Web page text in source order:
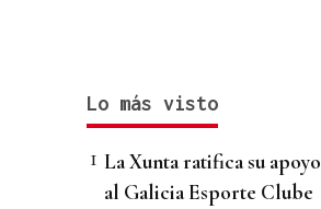
Lo más visto
La Xunta ratifica su apoyo
al Galicia Esporte Clube